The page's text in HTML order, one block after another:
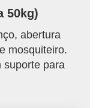
50kg)
abertura
mosquiteiro.
suporte para